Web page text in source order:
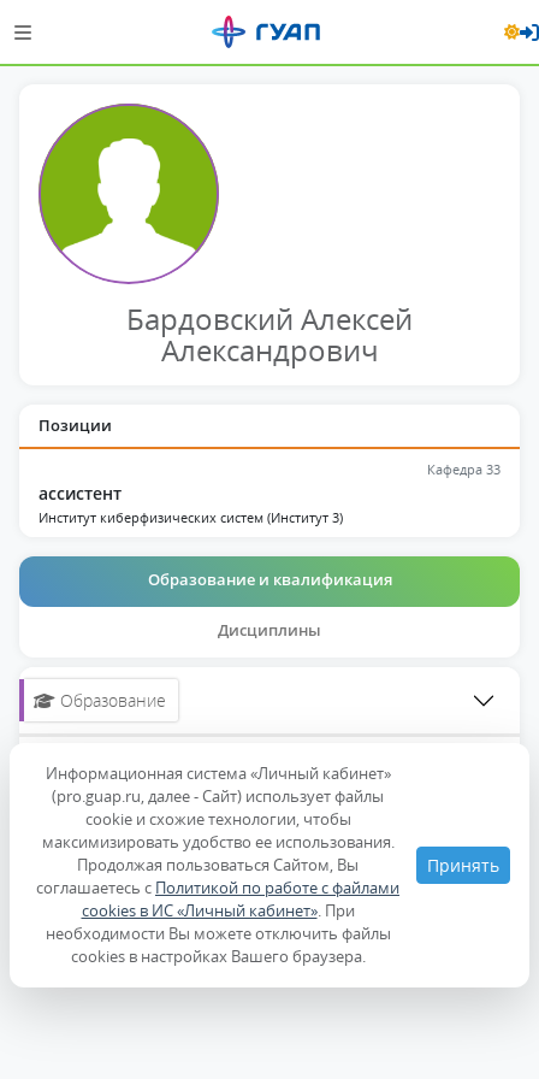
Бардовский Алексей
Александрович
Позиции
Кафедра 33
ассистент
Институт киберфизических систем (Институт 3)
Образование и квалификация
Дисциплины
Образование
Повышение квалификации
Информационная система «Личный кабинет»
(pro.guap.ru, далее - Сайт) использует файлы
cookie и схожие технологии, чтобы
максимизировать удобство ее использования.
Продолжая пользоваться Сайтом, Вы
соглашаетесь с Политикой по работе с файлами
cookies в ИС «Личный кабинет». При
необходимости Вы можете отключить файлы
cookies в настройках Вашего браузера.
Принять